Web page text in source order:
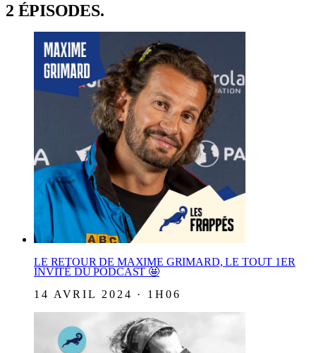
2 ÉPISODES.
LE RETOUR DE MAXIME GRIMARD, LE TOUT 1ER
INVITÉ DU PODCAST 🤩
14 AVRIL 2024 · 1H06